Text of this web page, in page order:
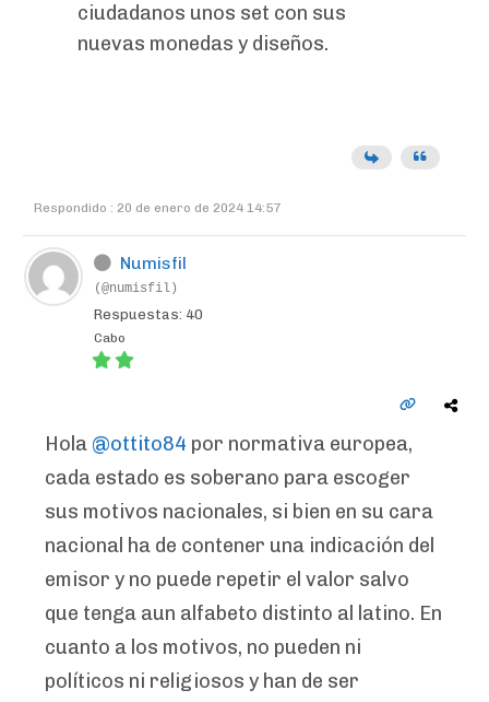
ciudadanos unos set con sus
nuevas monedas y diseños.
Respondido : 20 de enero de 2024 14:57
Numisfil
(@numisfil)
Respuestas: 40
Cabo
Hola @ottito84 por normativa europea,
cada estado es soberano para escoger
sus motivos nacionales, si bien en su cara
nacional ha de contener una indicación del
emisor y no puede repetir el valor salvo
que tenga aun alfabeto distinto al latino. En
cuanto a los motivos, no pueden ni
políticos ni religiosos y han de ser